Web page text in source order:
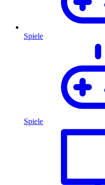
Spiele
Spiele